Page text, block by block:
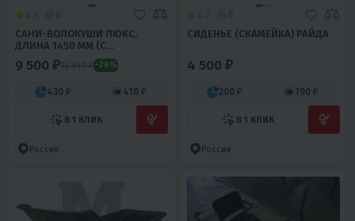
CАНИ-ВОЛОКУШИ ЛЮКС,
ДЛИНА 1450 ММ (С
ОТБОЙНИКОМ НЕПОДШИТЫЕ)
9 500 ₽12 840 ₽ -26%
430 ₽ 410 ₽
В 1 КЛИК
Россия
СИДЕНЬЕ (СКАМЕЙКА) РАЙДА
4 500 ₽
200 ₽ 190 ₽
В 1 КЛИК
Россия